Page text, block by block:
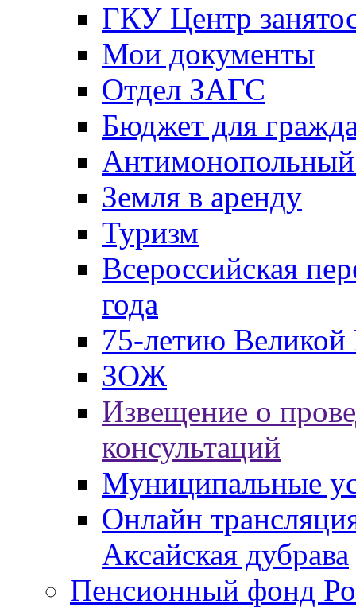
ГКУ Центр
Мои документы
Отдел ЗАГС
Бюджет для
Антимонопольный
Земля в аренду
Туризм
Всероссийская
года
75-летию
ЗОЖ
Извещение о
консультаций
Муниципальные
Онлайн
Аксайская дубрава
Пенсионный фонд